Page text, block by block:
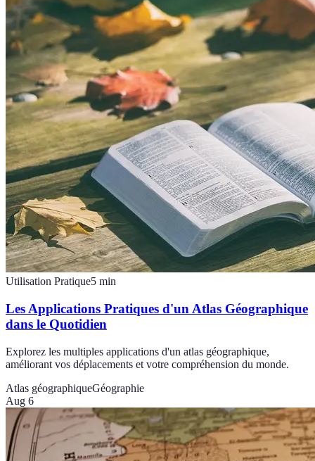
Utilisation Pratique5 min
Les Applications Pratiques d'un Atlas Géographique
dans le Quotidien
Explorez les multiples applications d'un atlas géographique,
améliorant vos déplacements et votre compréhension du monde.
Atlas géographiqueGéographie
Aug 6